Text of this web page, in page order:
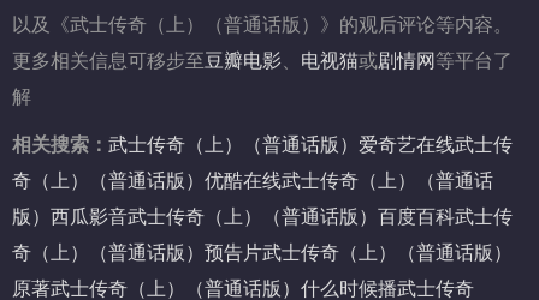
以及《武士传奇（上）（普通话版）》的观后评论等内容。
更多相关信息可移步至豆瓣电影 电视猫或剧情网 等平台了
解
相关搜索： 武士传奇（上）（普通话版）爱奇艺在线武士传
奇（上）（普通话版）优酷在线武士传奇（上）（普通话
版）西瓜影音武士传奇（上）（普通话版）百度百科武士传
奇（上）（普通话版）预告片武士传奇（上）（普通话版）
原著武士传奇（上）（普通话版）什么时候播武士传奇